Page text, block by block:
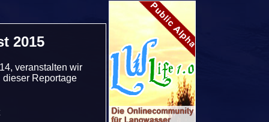
2015
veranstalten wir
dieser Reportage